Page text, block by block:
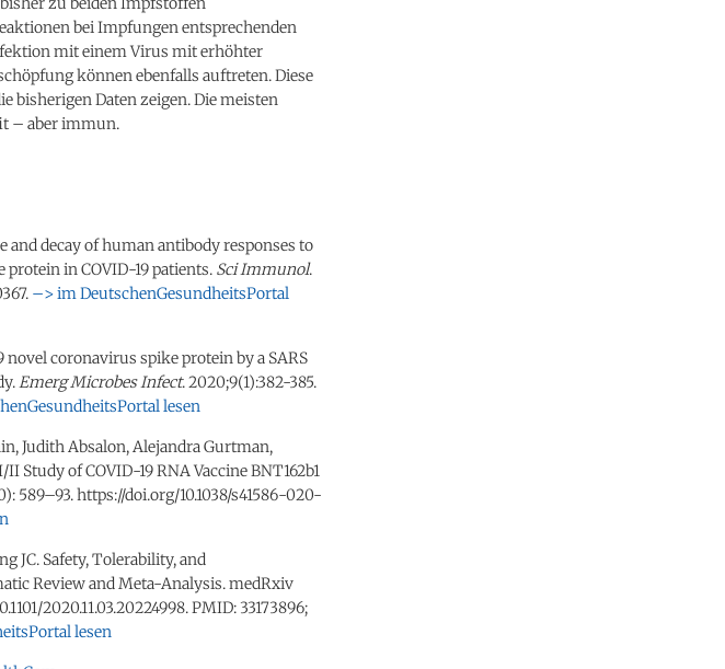
bei Impfungen entsprechenden
mit einem Virus mit erhöhter
können ebenfalls auftreten. Diese
bisherigen Daten zeigen. Die meisten
– aber immun.
and decay of human antibody responses to
protein in COVID-19 patients. Sci Immunol.
–> im DeutschenGesundheitsPortal
novel coronavirus spike protein by a SARS
Emerg Microbes Infect. 2020;9(1):382-385.
lesen
Judith Absalon, Alejandra Gurtman,
Study of COVID-19 RNA Vaccine BNT162b1
589–93. https://doi.org/10.1038/s41586-020-
JC. Safety, Tolerability, and
Review and Meta-Analysis. medRxiv
2020.11.03.20224998. PMID: 33173896;
lesen